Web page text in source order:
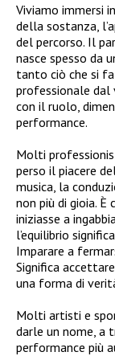
Viviamo immersi
della sostanza,
del percorso. Il
nasce spesso da
tanto ciò che si fa
professionale dal
con il ruolo,
performance.
Molti
perso il piacere
musica, la
non più di gioia. È
iniziasse a
l’equilibrio
Imparare a
Significa
una forma di
Molti artisti e
darle un nome, a
performance più